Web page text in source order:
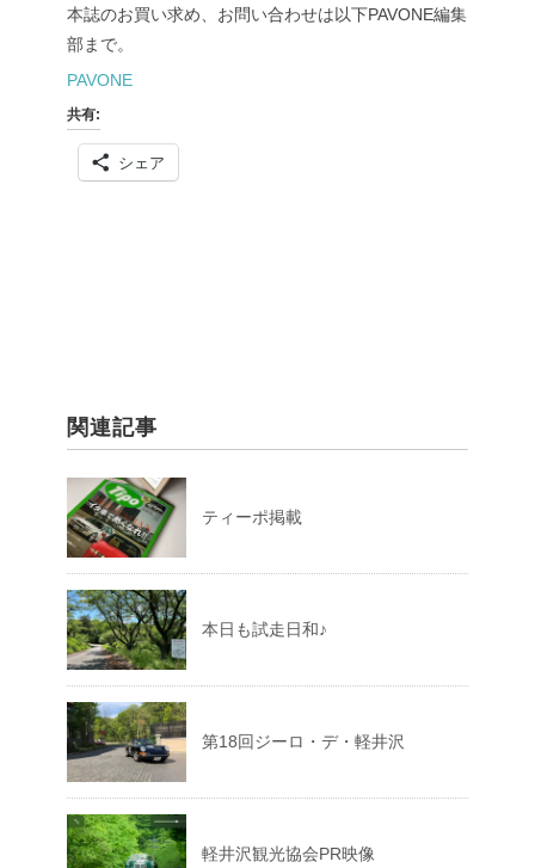
本誌のお買い求め、お問い合わせは以下PAVONE編集
部まで。
PAVONE
共有:
シェア
関連記事
ティーポ掲載
本日も試走日和♪
第18回ジーロ・デ・軽井沢
軽井沢観光協会PR映像